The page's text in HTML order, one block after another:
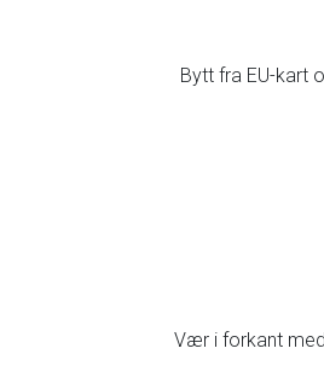
Bytt fra EU-kart
Vær i forkant